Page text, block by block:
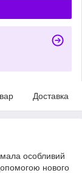
Доставка
мала особливий
нового